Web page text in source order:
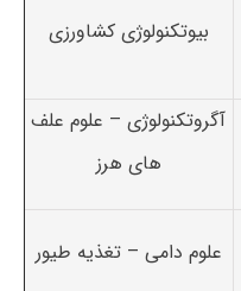
بیوتکنولوژی کشاورزی
آگروتکنولوژی – علوم علف
های هرز
علوم دامی – تغذیه طیور